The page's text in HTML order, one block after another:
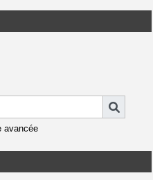
avancée